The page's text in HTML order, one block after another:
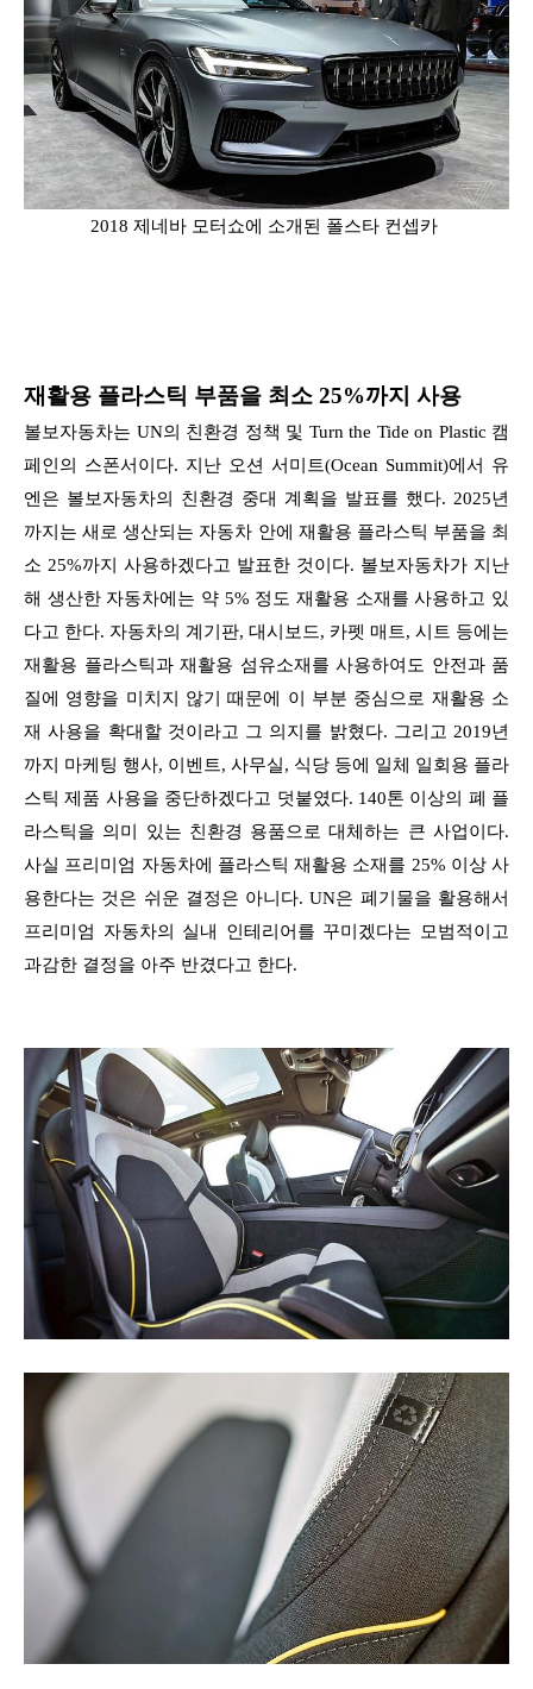
2018 제네바 모터쇼에 소개된 폴스타 컨셉카
재활용 플라스틱 부품을 최소 25%까지 사용
볼보자동차는 UN의 친환경 정책 및 Turn the Tide on Plastic 캠
페인의 스폰서이다. 지난 오션 서미트(Ocean Summit)에서 유
엔은 볼보자동차의 친환경 중대 계획을 발표를 했다. 2025년
까지는 새로 생산되는 자동차 안에 재활용 플라스틱 부품을 최
소 25%까지 사용하겠다고 발표한 것이다. 볼보자동차가 지난
해 생산한 자동차에는 약 5% 정도 재활용 소재를 사용하고 있
다고 한다. 자동차의 계기판, 대시보드, 카펫 매트, 시트 등에는
재활용 플라스틱과 재활용 섬유소재를 사용하여도 안전과 품
질에 영향을 미치지 않기 때문에 이 부분 중심으로 재활용 소
재 사용을 확대할 것이라고 그 의지를 밝혔다. 그리고 2019년
까지 마케팅 행사, 이벤트, 사무실, 식당 등에 일체 일회용 플라
스틱 제품 사용을 중단하겠다고 덧붙였다. 140톤 이상의 폐 플
라스틱을 의미 있는 친환경 용품으로 대체하는 큰 사업이다.
사실 프리미엄 자동차에 플라스틱 재활용 소재를 25% 이상 사
용한다는 것은 쉬운 결정은 아니다. UN은 폐기물을 활용해서
프리미엄 자동차의 실내 인테리어를 꾸미겠다는 모범적이고
과감한 결정을 아주 반겼다고 한다.